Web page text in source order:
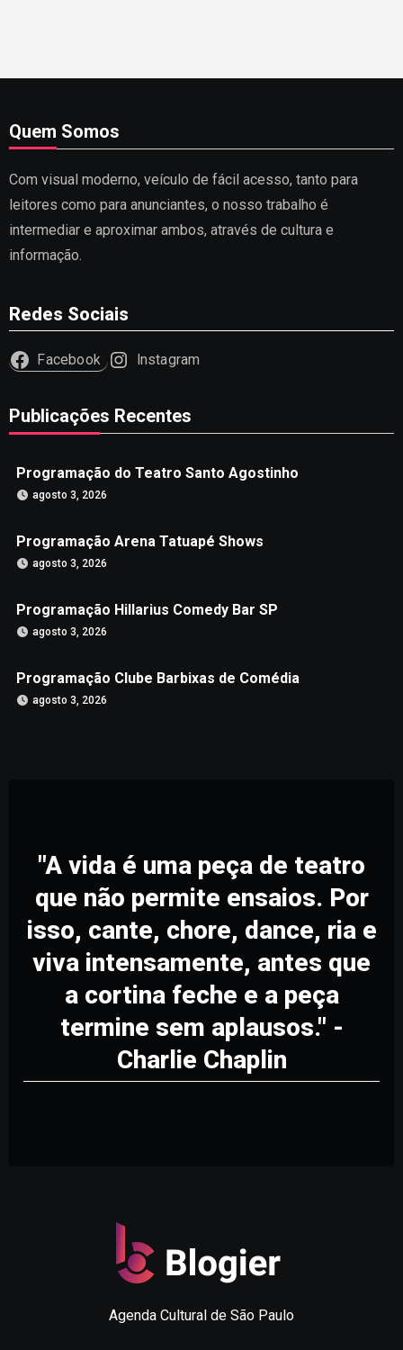
Quem Somos
Com visual moderno, veículo de fácil acesso, tanto para
leitores como para anunciantes, o nosso trabalho é
intermediar e aproximar ambos, através de cultura e
informação.
Redes Sociais
Facebook Instagram
Publicações Recentes
Programação do Teatro Santo Agostinho
agosto 3, 2026
Programação Arena Tatuapé Shows
agosto 3, 2026
Programação Hillarius Comedy Bar SP
agosto 3, 2026
Programação Clube Barbixas de Comédia
agosto 3, 2026
"A vida é uma peça de teatro
que não permite ensaios. Por
isso, cante, chore, dance, ria e
viva intensamente, antes que
a cortina feche e a peça
termine sem aplausos." -
Charlie Chaplin
Agenda Cultural de São Paulo